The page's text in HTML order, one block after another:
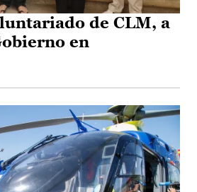
de CLM, a
en